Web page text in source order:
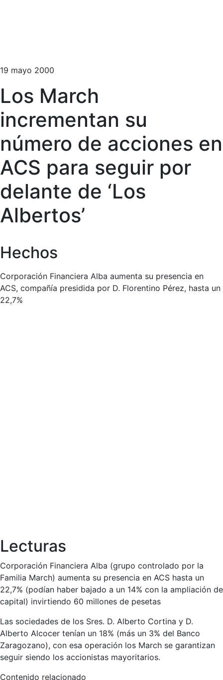
19 mayo 2000
Los March
incrementan su
número de acciones en
ACS para seguir por
delante de ‘Los
Albertos’
Hechos
Corporación Financiera Alba aumenta su presencia en
ACS, compañía presidida por D. Florentino Pérez, hasta un
22,7%
Lecturas
Corporación Financiera Alba (grupo controlado por la
Familia March) aumenta su presencia en ACS hasta un
22,7% (podían haber bajado a un 14% con la ampliación de
capital) invirtiendo 60 millones de pesetas
Las sociedades de los Sres. D. Alberto Cortina y D.
Alberto Alcocer tenían un 18% (más un 3% del Banco
Zaragozano), con esa operación los March se garantizan
seguir siendo los accionistas mayoritarios.
Contenido relacionado